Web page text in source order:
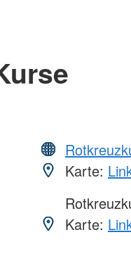
Karte:
Karte: